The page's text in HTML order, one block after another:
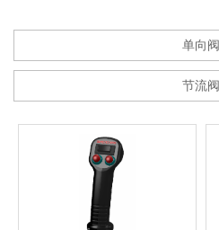
单向阀
节流阀